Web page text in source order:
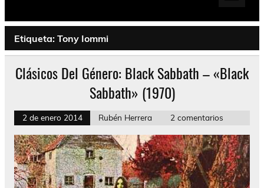
Etiqueta: Tony Iommi
Clásicos Del Género: Black Sabbath – «Black
Sabbath» (1970)
2 de enero 2014 Rubén Herrera 2 comentarios